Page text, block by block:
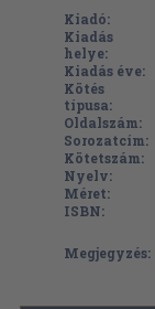
Kiadó:
Kiadás
helye:
Kiadás éve:
Kötés
típusa:
Oldalszám:
Sorozatcím:
Kötetszám:
Nyelv:
Méret:
ISBN:
Megjegyzés: